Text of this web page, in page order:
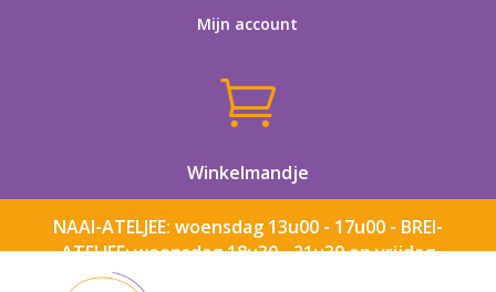
Mijn account

Winkelmandje
NAAI-ATELJEE: woensdag 13u00 - 17u00 - BREI-
ATELJEE: woensdag 18u30 - 21u30 en vrijdag